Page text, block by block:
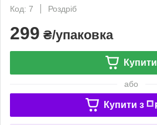
Код: 7
Роздріб
299 ₴/упаковка
Купити
або
Купити з